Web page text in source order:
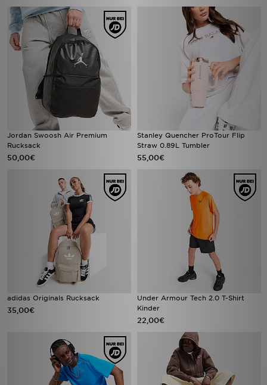
Jordan Swoosh Air Premium
Rucksack
50,00€
Stanley Quencher ProTour Flip
Straw 0.89L Tumbler
55,00€
adidas Originals Rucksack
35,00€
Under Armour Tech 2.0 T-Shirt
Kinder
22,00€